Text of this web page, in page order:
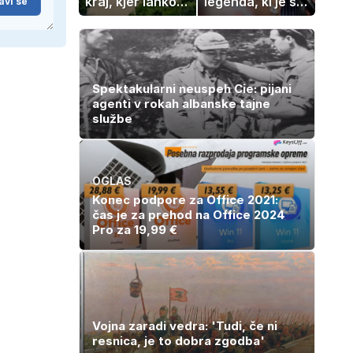
dopustujete
poceni:
nastanitev že od
10 evrov, kosilo
za pet evrov
svojimi pesmimi
zaznamovala
Italijo
Spektakularni neuspeh Cie: pijani
agenti v rokah albanske tajne
službe
OGLAS
Konec podpore za Office 2021:
čas je za prehod na Office 2024
Pro za 19,99 €
Vojna zaradi vedra: 'Tudi, če ni
resnica, je to dobra zgodba'